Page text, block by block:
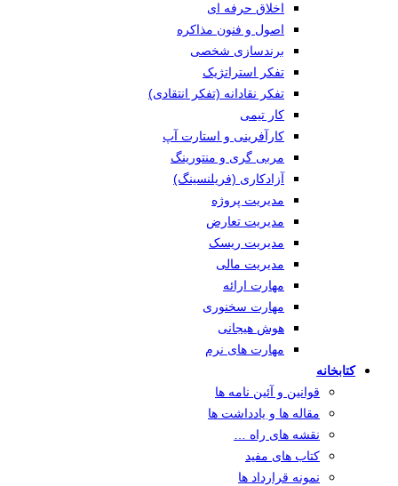
اخلاق حرفه ای
اصول و فنون مذاکره
برندسازی شخصی
تفکر استراتژیک
تفکر نقادانه (تفکر انتقادی)
کار تیمی
کارآفرینی و استارت آپ
مربی گری و منتورینگ
آزادکاری (فریلنسینگ)
مدیریت پروژه
مدیریت تعارض
مدیریت ریسک
مدیریت مالی
مهارت ارائه
مهارت سخنوری
هوش هیجانی
مهارت های نرم
کتابخانه
قوانین و آئین نامه ها
مقاله ها و یادداشت ها
نقشه های راه …
کتاب های مفید
نمونه قرارداد ها